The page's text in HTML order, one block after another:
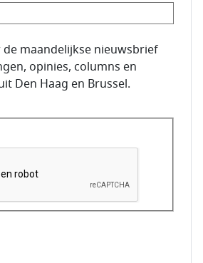
abonnee.
maandelijkse nieuwsbrief
opinies, columns en
Den Haag en Brussel.
te controleren dat u een mens